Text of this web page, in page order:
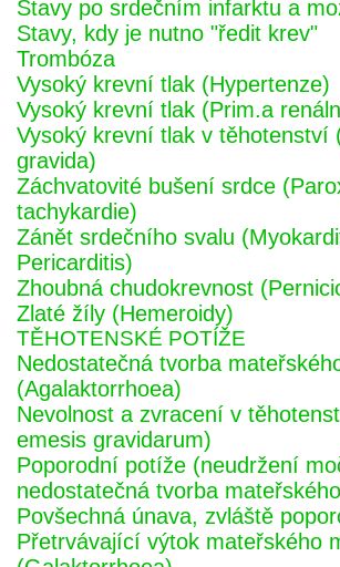
Stavy po srdečním infarktu a
Stavy, kdy je nutno "ředit krev"
Trombóza
Vysoký krevní tlak (Hypertenze)
Vysoký krevní tlak (Prim.a
Vysoký krevní tlak v těhotenství
gravida)
Záchvatovité bušení srdce
tachykardie)
Zánět srdečního svalu
Pericarditis)
Zhoubná chudokrevnost
Zlaté žíly (Hemeroidy)
TĚHOTENSKÉ POTÍŽE
Nedostatečná tvorba
(Agalaktorrhoea)
Nevolnost a zvracení v
emesis gravidarum)
Poporodní potíže (neudržení
nedostatečná tvorba
Povšechná únava, zvláště
Přetrvávající výtok mateřského